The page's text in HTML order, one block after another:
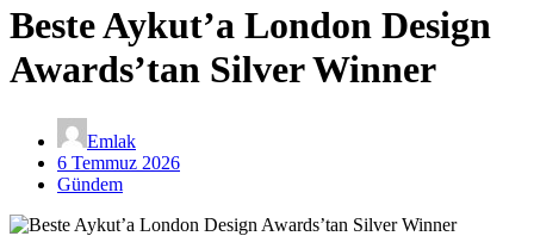
Beste Aykut’a London Design
Awards’tan Silver Winner
Emlak
6 Temmuz 2026
Gündem